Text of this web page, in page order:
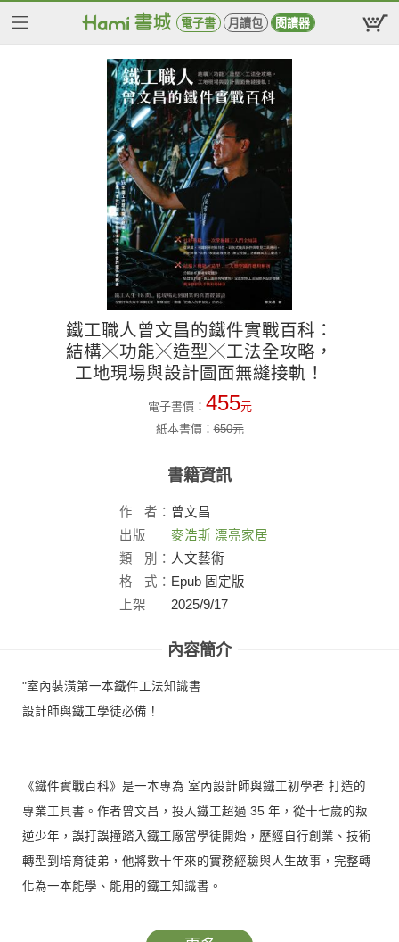
電子書 月讀包 閱讀器
鐵工職人曾文昌的鐵件實戰百科：
結構╳功能╳造型╳工法全攻略，
工地現場與設計圖面無縫接軌！
電子書價： 455元
紙本書價：650元
書籍資訊
作 者： 曾文昌
出版
社：
麥浩斯 漂亮家居
類
別： 人文藝術
格
式： Epub 固定版
上架
2025/9/17
內容簡介
"室內裝潢第一本鐵件工法知識書
設計師與鐵工學徒必備！
《鐵件實戰百科》是一本專為 室內設計師與鐵工初學者 打造的
專業工具書。作者曾文昌，投入鐵工超過 35 年，從十七歲的叛
逆少年，誤打誤撞踏入鐵工廠當學徒開始，歷經自行創業、技術
轉型到培育徒弟，他將數十年來的實務經驗與人生故事，完整轉
化為一本能學、能用的鐵工知識書。
全書圖文並茂、條理清晰地整理出鐵工三大應用範疇：